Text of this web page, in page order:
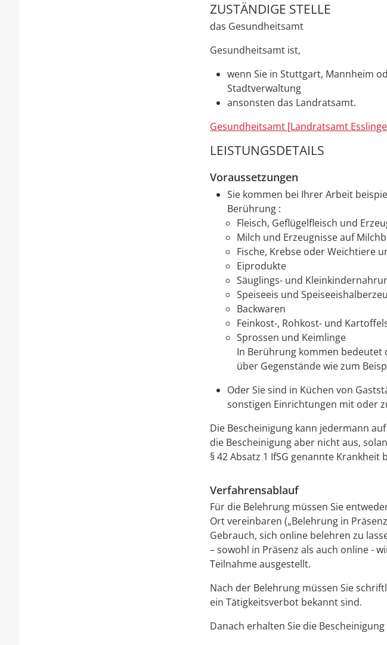
ZUSTÄNDIGE STELLE
das Gesundheitsamt
Gesundheitsamt ist,
wenn Sie in Stuttgart, Mannheim
Stadtverwaltung
ansonsten das Landratsamt.
Gesundheitsamt [Landratsamt
LEISTUNGSDETAILS
Voraussetzungen
Sie kommen bei Ihrer Arbeit
Berührung :
Fleisch, Geflügelfleisch und
Milch und Erzeugnisse auf
Fische, Krebse oder Weichtiere
Eiprodukte
Säuglings- und
Speiseeis und
Backwaren
Feinkost-, Rohkost- und
Sprossen und Keimlinge
In Berührung kommen
über Gegenstände wie zum
Oder Sie sind in Küchen von
sonstigen Einrichtungen mit oder
Die Bescheinigung kann jedermann
die Bescheinigung aber nicht aus,
§ 42 Absatz 1 IfSG genannte Krankheit
Verfahrensablauf
Für die Belehrung müssen Sie
Ort vereinbaren („Belehrung in
Gebrauch, sich online belehren zu
– sowohl in Präsenz als auch online -
Teilnahme ausgestellt.
Nach der Belehrung müssen Sie
ein Tätigkeitsverbot bekannt sind.
Danach erhalten Sie die